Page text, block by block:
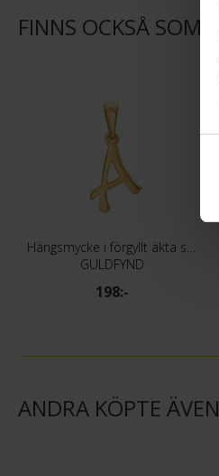
FINNS OCKSÅ SOM
Hängsmycke i förgyllt äkta silver med bokstaven A
GULDFYND
198:-
ANDRA KÖPTE ÄVEN